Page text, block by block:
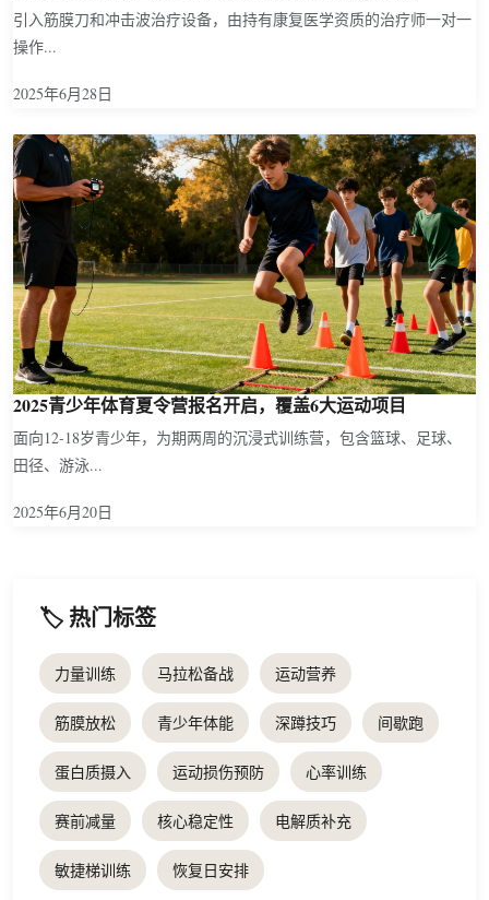
引入筋膜刀和冲击波治疗设备，由持有康复医学资质的治疗师一对一
操作...
2025年6月28日
2025青少年体育夏令营报名开启，覆盖6大运动项目
面向12-18岁青少年，为期两周的沉浸式训练营，包含篮球、足球、
田径、游泳...
2025年6月20日
🏷️ 热门标签
力量训练 马拉松备战 运动营养
筋膜放松 青少年体能 深蹲技巧 间歇跑
蛋白质摄入 运动损伤预防 心率训练
赛前减量 核心稳定性 电解质补充
敏捷梯训练 恢复日安排